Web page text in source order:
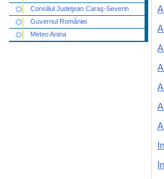
Consiliul Judeţean Caraş-Severin
Guvernul României
Meteo Anina